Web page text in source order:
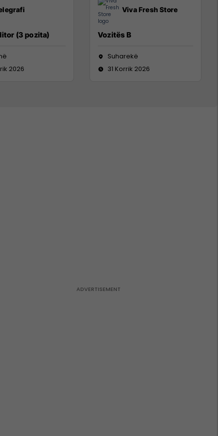
(3 pozita)
2026
Viva Fresh Store
Vozitës B
Suharekë
31 Korrik 2026